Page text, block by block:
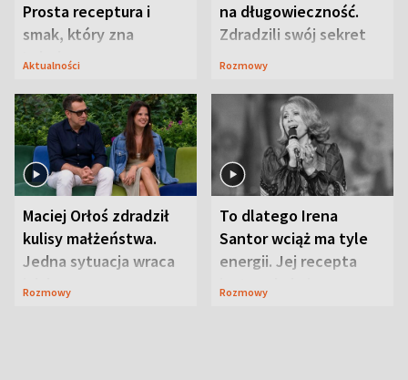
Prosta receptura i
smak, który zna
Lubelszczyzna
Aktualności
na długowieczność.
Zdradzili swój sekret
Rozmowy
Maciej Orłoś zdradził
kulisy małżeństwa.
Jedna sytuacja wraca
jak bumerang
Rozmowy
To dlatego Irena
Santor wciąż ma tyle
energii. Jej recepta
jest zaskakująco
Rozmowy